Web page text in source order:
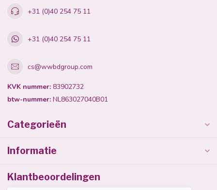
+31 (0)40 254 75 11
+31 (0)40 254 75 11
cs@wwbdgroup.com
KVK nummer: 83902732
btw-nummer: NL863027040B01
Categorieën
Informatie
Klantbeoordelingen